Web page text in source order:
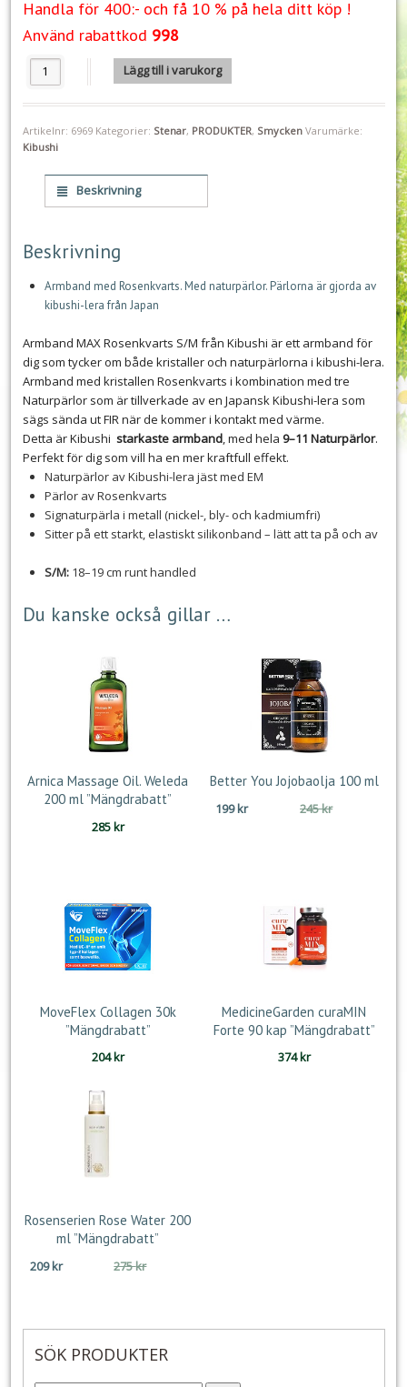
Handla för 400:- och få 10 % på hela ditt köp !
Använd rabattkod 998
Armband MAX Rosenkvarts S/M Kibushi "Mängdrabatt" mängd
Lägg till i varukorg
Artikelnr: 6969 Kategorier: Stenar, PRODUKTER, Smycken Varumärke:
Kibushi
Beskrivning
Beskrivning
Armband med Rosenkvarts. Med naturpärlor. Pärlorna är gjorda av
kibushi-lera från Japan
Armband MAX Rosenkvarts S/M från Kibushi är ett armband för
dig som tycker om både kristaller och naturpärlorna i kibushi-lera.
Armband med kristallen Rosenkvarts i kombination med tre
Naturpärlor som är tillverkade av en Japansk Kibushi-lera som
sägs sända ut FIR när de kommer i kontakt med värme.
Detta är Kibushi starkaste armband, med hela 9–11 Naturpärlor.
Perfekt för dig som vill ha en mer kraftfull effekt.
Naturpärlor av Kibushi-lera jäst med EM
Pärlor av Rosenkvarts
Signaturpärla i metall (nickel-, bly- och kadmiumfri)
Sitter på ett starkt, elastiskt silikonband – lätt att ta på och av
S/M: 18–19 cm runt handled
Du kanske också gillar …
Arnica Massage Oil. Weleda
200 ml ”Mängdrabatt”
285kr
Better You Jojobaolja 100 ml
245krDet
199kr
Det
MoveFlex Collagen 30k
”Mängdrabatt”
204kr
MedicineGarden curaMIN
Forte 90 kap ”Mängdrabatt”
374kr
Rosenserien Rose Water 200
ml ”Mängdrabatt”
275krDet
209kr
Det
SÖK PRODUKTER